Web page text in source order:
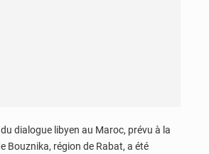
dialogue libyen au Maroc, prévu à la
Bouznika, région de Rabat, a été